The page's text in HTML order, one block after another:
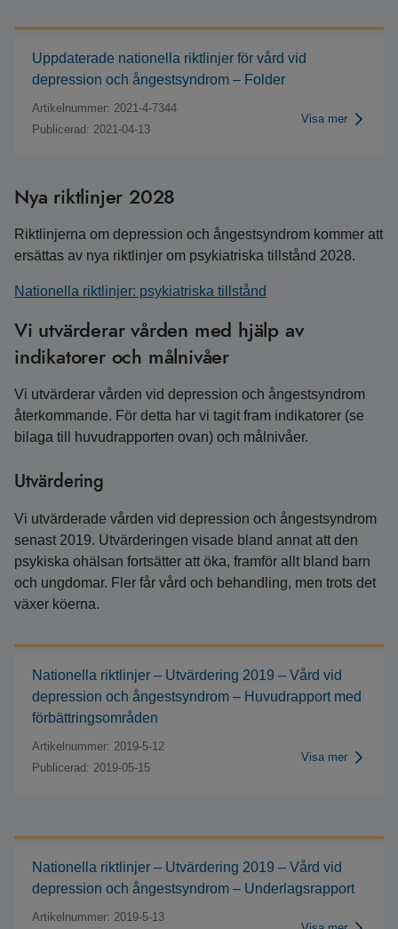
Uppdaterade nationella riktlinjer för vård vid
depression och ångestsyndrom – Folder
Artikelnummer: 2021-4-7344
Publicerad: 2021-04-13
Visa mer
Nya riktlinjer 2028
Riktlinjerna om depression och ångestsyndrom kommer att
ersättas av nya riktlinjer om psykiatriska tillstånd 2028.
Nationella riktlinjer: psykiatriska tillstånd
Vi utvärderar vården med hjälp av
indikatorer och målnivåer
Vi utvärderar vården vid depression och ångestsyndrom
återkommande. För detta har vi tagit fram indikatorer (se
bilaga till huvudrapporten ovan) och målnivåer.
Utvärdering
Vi utvärderade vården vid depression och ångestsyndrom
senast 2019. Utvärderingen visade bland annat att den
psykiska ohälsan fortsätter att öka, framför allt bland barn
och ungdomar. Fler får vård och behandling, men trots det
växer köerna.
Nationella riktlinjer – Utvärdering 2019 – Vård vid
depression och ångestsyndrom – Huvudrapport med
förbättringsområden
Artikelnummer: 2019-5-12
Publicerad: 2019-05-15
Visa mer
Nationella riktlinjer – Utvärdering 2019 – Vård vid
depression och ångestsyndrom – Underlagsrapport
Artikelnummer: 2019-5-13